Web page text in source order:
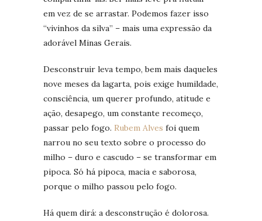
em vez de se arrastar. Podemos fazer isso
“vivinhos da silva” – mais uma expressão da
adorável Minas Gerais.
Desconstruir leva tempo, bem mais daqueles
nove meses da lagarta, pois exige humildade,
consciência, um querer profundo, atitude e
ação, desapego, um constante recomeço,
passar pelo fogo. Rubem Alves foi quem
narrou no seu texto sobre o processo do
milho – duro e cascudo – se transformar em
pipoca. Só há pipoca, macia e saborosa,
porque o milho passou pelo fogo.
Há quem dirá: a desconstrução é dolorosa.